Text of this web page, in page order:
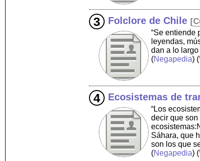
Folclore de Chile [
“Se entiende
leyendas,
dan a lo
(Negapedia) (
Ecosistemas de
“Los
decir que
Sáhara, que
son los que
(Negapedia) (